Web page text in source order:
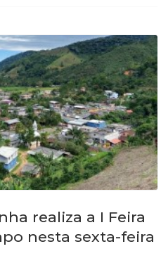
realiza a I Feira
nesta sexta-feira